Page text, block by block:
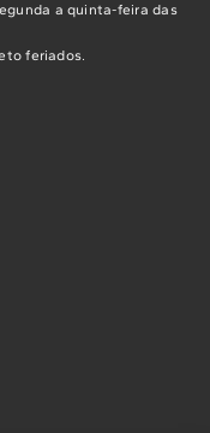
a quinta-feira das
feriados.